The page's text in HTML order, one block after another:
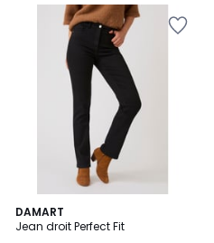
DAMART
Jean droit Perfect Fit
8
Couleurs